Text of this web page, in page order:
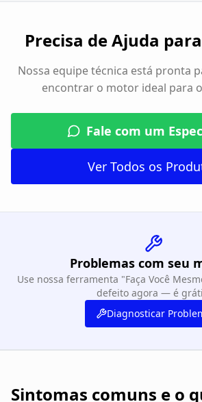
Precisa de Ajuda
Nossa equipe técnica está pronta
encontrar o motor ideal para
Fale com um
Ver Todos os
Problemas com seu
Use nossa ferramenta "Faça Você
defeito agora — é
Diagnosticar
Sintomas comuns e o